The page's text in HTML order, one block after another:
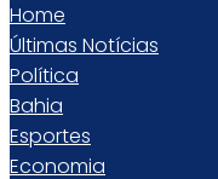
Home
Últimas Notícias
Política
Bahia
Esportes
Economia